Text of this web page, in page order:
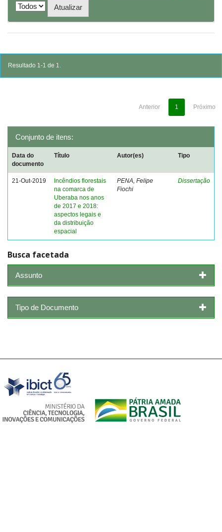
Resultado 1-1 de 1.
Anterior 1 Próximo
Conjunto de itens:
Data do
documento
Título Autor(es) Tipo
21-Out-2019
Incêndios florestais
na comarca de
Uberaba nos anos
de 2017 e 2018:
aspectos legais e
da distribuição
espacial
PENA, Felipe
Fiochi
Dissertação
Busca facetada
Assunto
Tipo de Documento